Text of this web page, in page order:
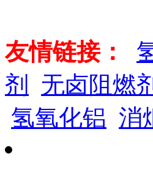
友情链接：
剂
无卤阻燃
氢氧化铝 消